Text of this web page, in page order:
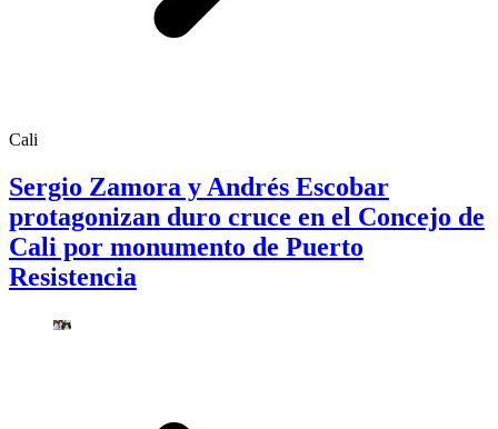
Cali
Sergio Zamora y Andrés Escobar
protagonizan duro cruce en el Concejo de
Cali por monumento de Puerto
Resistencia